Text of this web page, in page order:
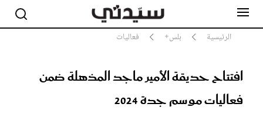
الرئيسية بلس+ فعاليات
افتتاح حديقة الأمير ماجد المذهلة ضمن
فعاليات موسم جدة 2024
مشاهير
أناقة